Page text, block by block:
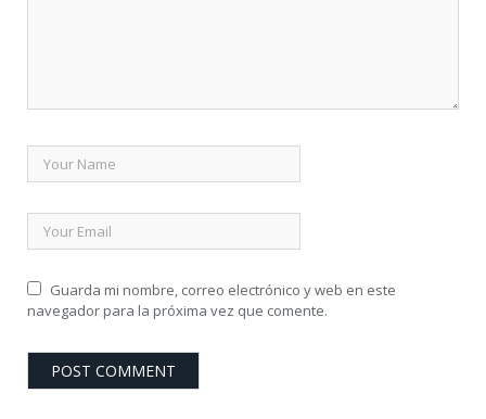
Guarda mi nombre, correo electrónico y web en este
navegador para la próxima vez que comente.